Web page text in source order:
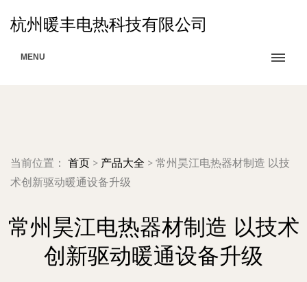
杭州暖丰电热科技有限公司
MENU
当前位置： 首页 > 产品大全 > 常州昊江电热器材制造 以技
术创新驱动暖通设备升级
常州昊江电热器材制造 以技术
创新驱动暖通设备升级